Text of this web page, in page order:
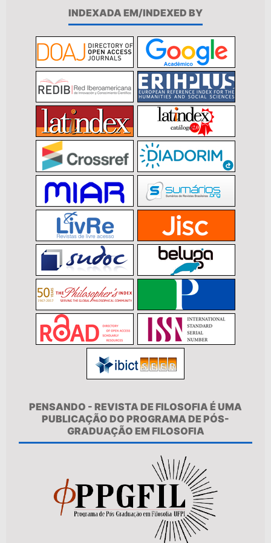
INDEXADA EM/INDEXED BY
PENSANDO - REVISTA DE FILOSOFIA É UMA
PUBLICAÇÃO DO PROGRAMA DE PÓS-
GRADUAÇÃO EM FILOSOFIA